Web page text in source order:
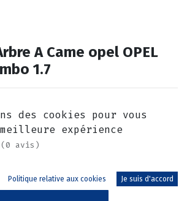
A Came opel OPEL
1.7
(0 avis)
des cookies pour vous
expérience
Politique relative aux cookies Je suis d'accord